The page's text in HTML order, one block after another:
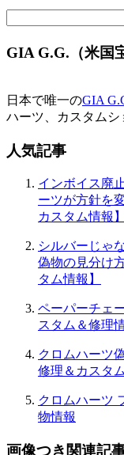
ビ
ー
シ
ョ
ン
GIA G.G.（米国
日本で唯一のGIA
ハーツ、カスタムシ
人気記事
インボイス廃
ーツが方針を
カスタム情報】
シルバーじゃ
偽物の見分け
タム情報】
ペーパーチェ
スタム＆修理情
クロムハーツ
修理＆カスタ
クロムハーツ
物情報
画像つき関連記